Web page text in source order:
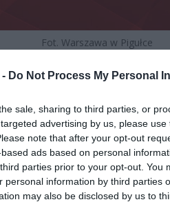
- Do Not Process My Personal
sale, sharing to third parties, or
advertising by us, please
note that after your opt-out
ads based on personal
parties prior to your opt-out. You
information by third parties
may also be disclosed by us to
Fot. Warszawa w Pigułce